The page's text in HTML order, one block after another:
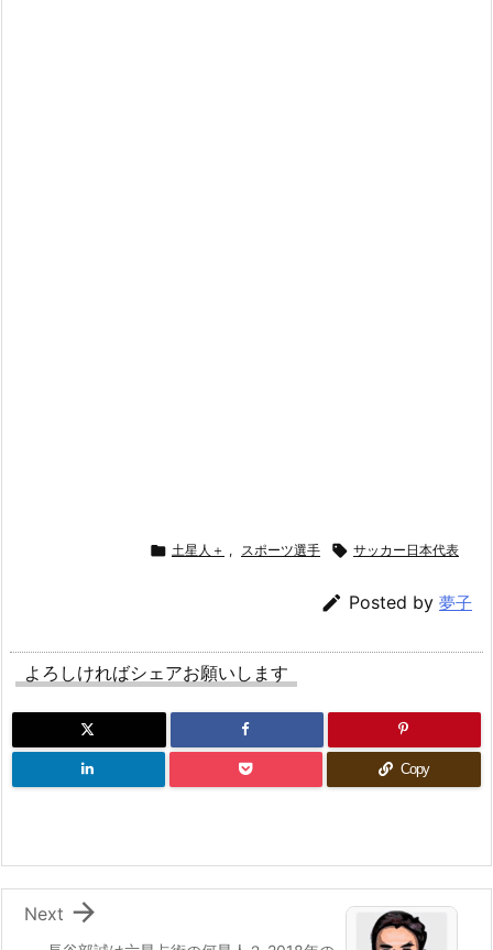
 土星人＋ , スポーツ選手  サッカー日本代表
 Posted by 夢子
よろしければシェアお願いします
Copy

Next